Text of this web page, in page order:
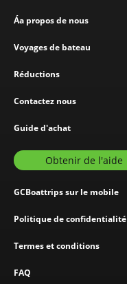
Áa propos de nous
Voyages de bateau
Réductions
Contactez nous
Guide d'achat
Obtenir de l'aide
GCBoattrips sur le mobile
Politique de confidentialité
Termes et conditions
FAQ